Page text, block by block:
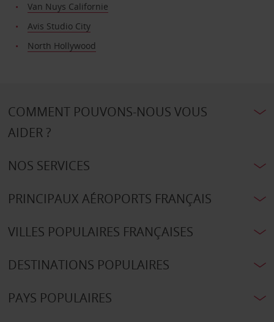
Van Nuys Californie
Avis Studio City
North Hollywood
COMMENT POUVONS-NOUS VOUS
AIDER ?
NOS SERVICES
PRINCIPAUX AÉROPORTS FRANÇAIS
VILLES POPULAIRES FRANÇAISES
DESTINATIONS POPULAIRES
PAYS POPULAIRES